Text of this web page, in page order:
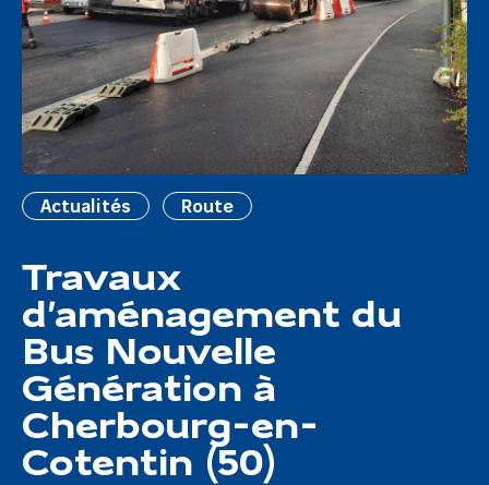
Actualités Route
Travaux
d’aménagement du
Bus Nouvelle
Génération à
Cherbourg-en-
Cotentin (50)